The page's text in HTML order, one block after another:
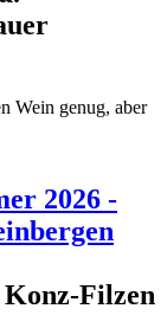
Wein genug, aber
2026 -
Konz-Filzen